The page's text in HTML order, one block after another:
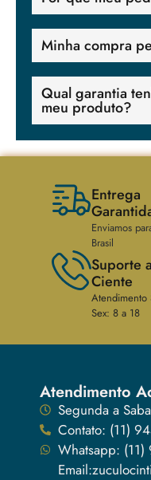
Minha compra
Qual garantia
meu produto?
Entrega
Enviamos
Brasil
Suporte
Ciente
Atendimento
Sex: 8 a 18
Atendimento
Segunda a
Contato: (11)
Whatsapp: